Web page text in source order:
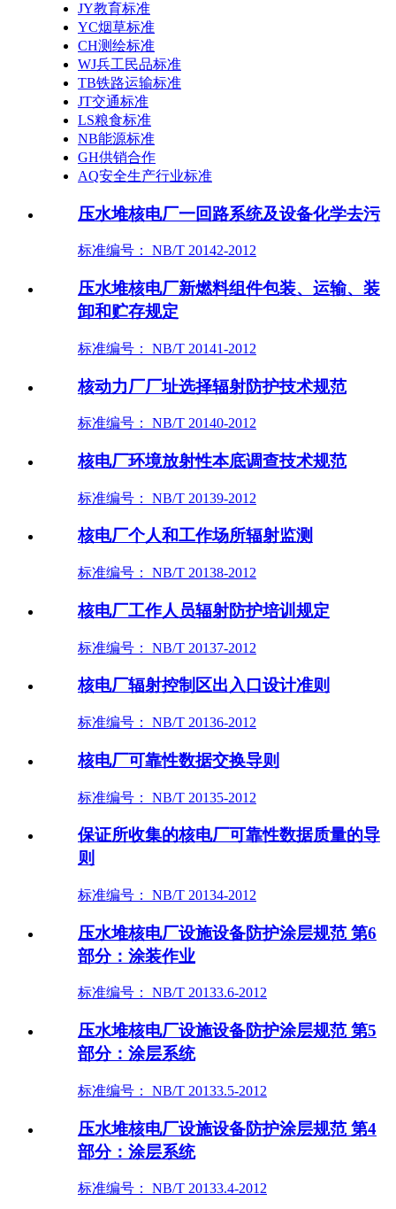
JY教育标准
YC烟草标准
CH测绘标准
WJ兵工民品标准
TB铁路运输标准
JT交通标准
LS粮食标准
NB能源标准
GH供销合作
AQ安全生产行业标准
压水堆核电厂一回路系统及设备化学去污
标准编号： NB/T 20142-2012
压水堆核电厂新燃料组件包装、运输、装
卸和贮存规定
标准编号： NB/T 20141-2012
核动力厂厂址选择辐射防护技术规范
标准编号： NB/T 20140-2012
核电厂环境放射性本底调查技术规范
标准编号： NB/T 20139-2012
核电厂个人和工作场所辐射监测
标准编号： NB/T 20138-2012
核电厂工作人员辐射防护培训规定
标准编号： NB/T 20137-2012
核电厂辐射控制区出入口设计准则
标准编号： NB/T 20136-2012
核电厂可靠性数据交换导则
标准编号： NB/T 20135-2012
保证所收集的核电厂可靠性数据质量的导
则
标准编号： NB/T 20134-2012
压水堆核电厂设施设备防护涂层规范 第6
部分：涂装作业
标准编号： NB/T 20133.6-2012
压水堆核电厂设施设备防护涂层规范 第5
部分：涂层系统
标准编号： NB/T 20133.5-2012
压水堆核电厂设施设备防护涂层规范 第4
部分：涂层系统
标准编号： NB/T 20133.4-2012